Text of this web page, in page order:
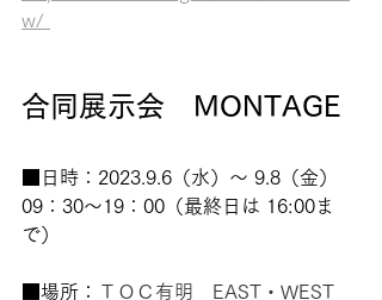
w/
合同展示会　MONTAGE
■日時：2023.9.6（水）～ 9.8（金）
09：30〜19：00（最終日は 16:00ま
で）
■場所：
ＴＯＣ有明　EAST・WEST